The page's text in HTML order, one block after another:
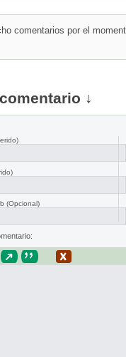
comentarios por el
↓
(Opcional)